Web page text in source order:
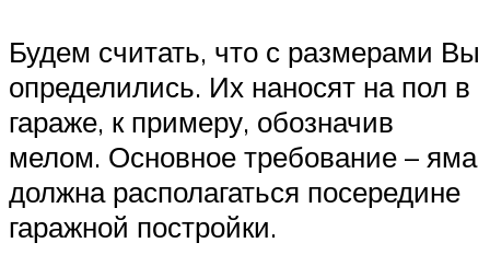
Будем считать, что с размерами Вы
определились. Их наносят на пол в
гараже, к примеру, обозначив
мелом. Основное требование – яма
должна располагаться посередине
гаражной постройки.